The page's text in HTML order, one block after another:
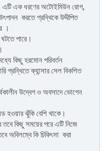
এটি এক ধরণের অটোইমিউন রোগ,
করতে গ্রন্থিকে উদ্দীপিত
।
পারে।
কিছু হরমোন পরিবর্তন
গ্রন্থিতে ক্যান্সার সেল বিকশিত
উদ্বেগ ও অবসাদে ভোগেন
হওয়ার ঝুঁকি বেশি থাকে।
কিছু সময়ের পরে এটি নিজে
অবিলম্বে কি চিকিৎসা করা